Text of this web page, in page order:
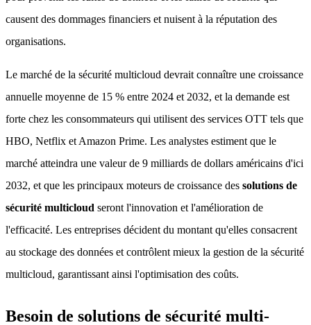
causent des dommages financiers et nuisent à la réputation des
organisations.
Le marché de la sécurité multicloud devrait connaître une croissance
annuelle moyenne de 15 % entre 2024 et 2032, et la demande est
forte chez les consommateurs qui utilisent des services OTT tels que
HBO, Netflix et Amazon Prime. Les analystes estiment que le
marché atteindra une valeur de 9 milliards de dollars américains d'ici
2032, et que les principaux moteurs de croissance des solutions de
sécurité multicloud seront l'innovation et l'amélioration de
l'efficacité. Les entreprises décident du montant qu'elles consacrent
au stockage des données et contrôlent mieux la gestion de la sécurité
multicloud, garantissant ainsi l'optimisation des coûts.
Besoin de solutions de sécurité multi-